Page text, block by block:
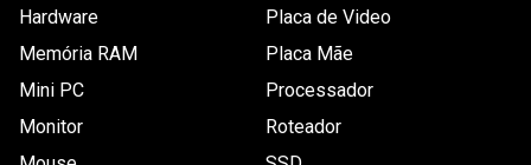
Hardware
Memória RAM
Mini PC
Monitor
Placa de Video
Placa Mãe
Processador
Roteador